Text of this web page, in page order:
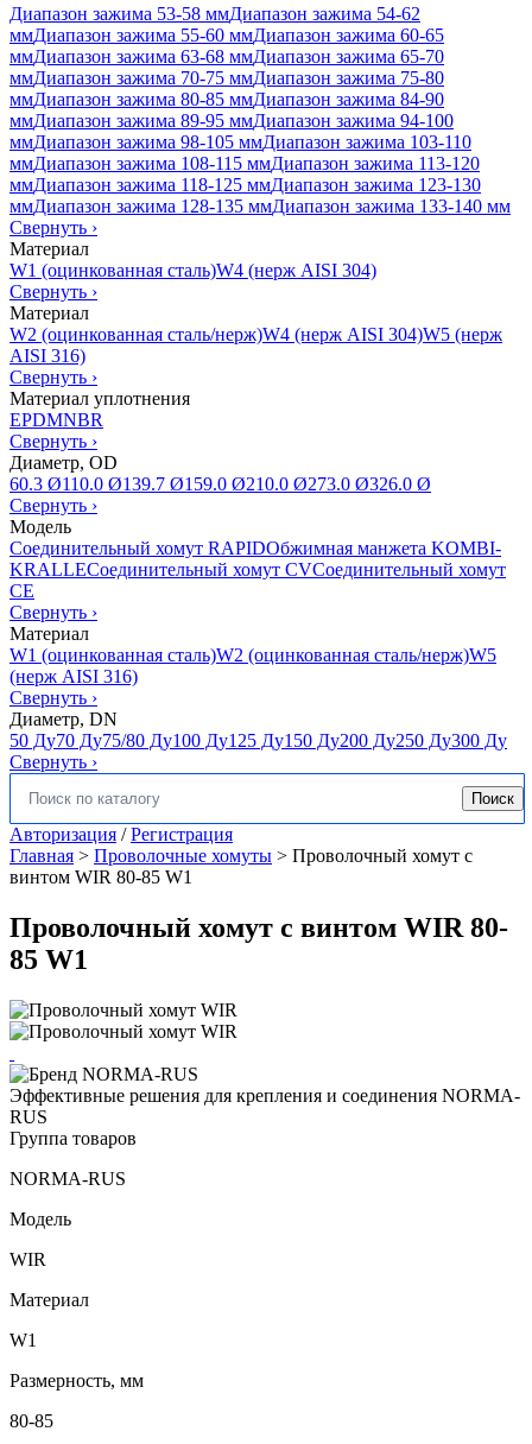
Диапазон зажима 53-58 ммДиапазон зажима 54-62
ммДиапазон зажима 55-60 ммДиапазон зажима 60-65
ммДиапазон зажима 63-68 ммДиапазон зажима 65-70
ммДиапазон зажима 70-75 ммДиапазон зажима 75-80
ммДиапазон зажима 80-85 ммДиапазон зажима 84-90
ммДиапазон зажима 89-95 ммДиапазон зажима 94-100
ммДиапазон зажима 98-105 ммДиапазон зажима 103-110
ммДиапазон зажима 108-115 ммДиапазон зажима 113-120
ммДиапазон зажима 118-125 ммДиапазон зажима 123-130
ммДиапазон зажима 128-135 ммДиапазон зажима 133-140 мм
Свернуть ›
Материал
W1 (оцинкованная сталь)W4 (нерж AISI 304)
Свернуть ›
Материал
W2 (оцинкованная сталь/нерж)W4 (нерж AISI 304)W5 (нерж
AISI 316)
Свернуть ›
Материал уплотнения
EPDMNBR
Свернуть ›
Диаметр, OD
60.3 Ø110.0 Ø139.7 Ø159.0 Ø210.0 Ø273.0 Ø326.0 Ø
Свернуть ›
Модель
Соединительный хомут RAPIDОбжимная манжета KOMBI-
KRALLEСоединительный хомут CVСоединительный хомут
CE
Свернуть ›
Материал
W1 (оцинкованная сталь)W2 (оцинкованная сталь/нерж)W5
(нерж AISI 316)
Свернуть ›
Диаметр, DN
50 Ду70 Ду75/80 Ду100 Ду125 Ду150 Ду200 Ду250 Ду300 Ду
Свернуть ›
Искать: Поиск
Авторизация /Регистрация
Главная > Проволочные хомуты > Проволочный хомут с
винтом WIR 80-85 W1
Проволочный хомут с винтом WIR 80-
85 W1
Эффективные решения для крепления и соединения NORMA-
RUS
Группа товаров
NORMA-RUS
Модель
WIR
Материал
W1
Размерность, мм
80-85